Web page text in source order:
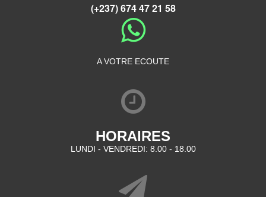
(+237) 674 47 21 58
A VOTRE ECOUTE
HORAIRES
LUNDI - VENDREDI: 8.00 - 18.00